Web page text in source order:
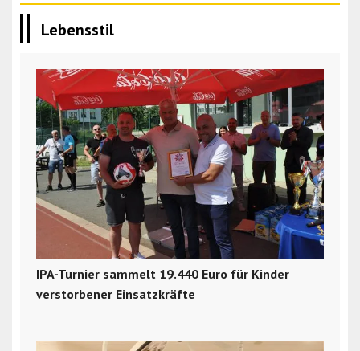
Lebensstil
IPA-Turnier sammelt 19.440 Euro für Kinder
verstorbener Einsatzkräfte